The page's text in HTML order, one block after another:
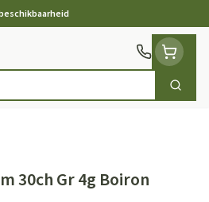
Zoek
30ch Gr 4g Boiron